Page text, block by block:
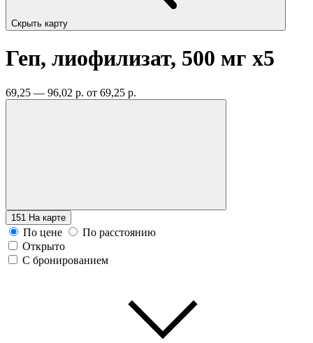
Скрыть карту
Геп, лиофилизат, 500 мг x5
69,25 — 96,02 р. от 69,25 р.
151 На карте
По цене
По расстоянию
Открыто
С бронированием